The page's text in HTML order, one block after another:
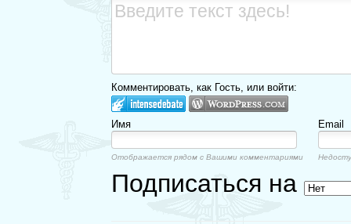
Комментировать, как Гость, или войти:
Имя Email
Отображается рядом с Вашими комментариями
Подписаться на